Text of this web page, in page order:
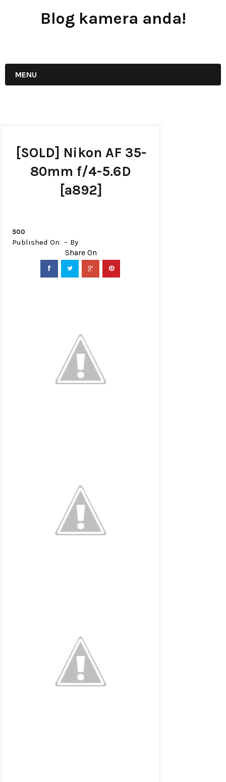
Blog kamera anda!
MENU
[SOLD] Nikon AF 35-
80mm f/4-5.6D
[a892]
500
Published On By